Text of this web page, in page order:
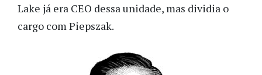
Lake já era CEO dessa unidade, mas dividia o
cargo com Piepszak.